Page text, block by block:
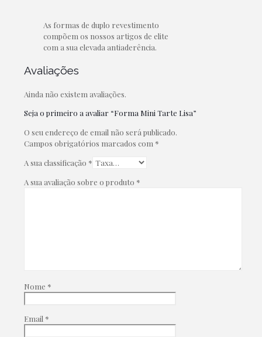
As formas de duplo revestimento
compõem os nossos artigos de elite
com a sua elevada antiaderência.
Avaliações
Ainda não existem avaliações.
Seja o primeiro a avaliar “Forma Mini Tarte Lisa”
O seu endereço de email não será publicado.
Campos obrigatórios marcados com *
A sua classificação *
A sua avaliação sobre o produto *
Nome *
Email *